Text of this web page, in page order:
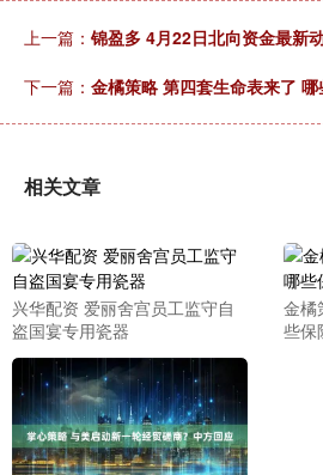
上一篇： 锦盈多 4月22日北向资金最新
下一篇： 金橘策略 第四套生命表来了
相关文章
兴华配资 爱丽舍宫员工监守自
盗国宴专用瓷器
金橘
些保